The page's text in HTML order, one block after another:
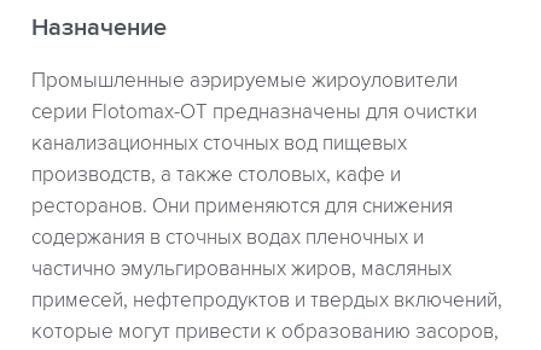
Назначение
Промышленные аэрируемые жироуловители
серии Flotomax-OT предназначены для очистки
канализационных сточных вод пищевых
производств, а также столовых, кафе и
ресторанов. Они применяются для снижения
содержания в сточных водах пленочных и
частично эмульгированных жиров, масляных
примесей, нефтепродуктов и твердых включений,
которые могут привести к образованию засоров,